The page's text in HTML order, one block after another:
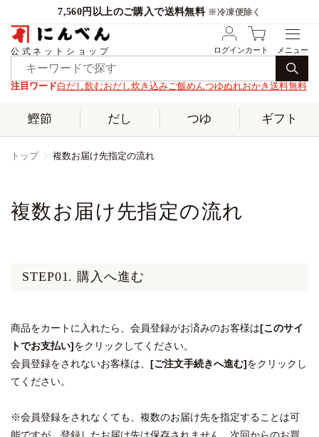
7,560円以上のご購入で送料無料 ※冷凍便除く
公式ネットショップ ログインカート
注目ワード白だし飲むおだし炊き込みご飯めんつゆぬれおかき 送料無料
鰹節 だし つゆ ギフト
トップ 複数お届け先指定の流れ
複数お届け先指定の流れ
STEP01. 購入へ進む
商品をカートに入れたら、会員登録がお済みのお客様は[このサイ
トでお支払い]をクリックしてください。
会員登録をされないお客様は、 [ご注文手続きへ進む]をクリックし
てください。
※会員登録をされなくても、複数のお届け先を指定することは可